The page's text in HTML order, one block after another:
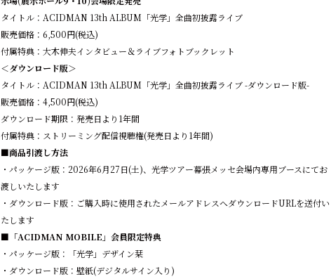
タイトル：ACIDMAN 13th ALBUM「光学」全曲初披露ライブ
販売価格：6,500円(税込)
付属特典：大木伸夫インタビュー＆ライブフォトブックレット
＜ダウンロード版＞
タイトル：ACIDMAN 13th ALBUM「光学」全曲初披露ライブ -ダウンロード版-
販売価格：4,500円(税込)
ダウンロード期限：発売日より1年間
付属特典：ストリーミング配信視聴権(発売日より1年間)
■商品引渡し方法
・パッケージ版：2026年6月27日(土)、光学ツアー幕張メッセ会場内専用ブースにてお
渡しいたします
・ダウンロード版：ご購入時に使用されたメールアドレスへダウンロードURLを送付い
たします
■「ACIDMAN MOBILE」会員限定特典
・パッケージ版：「光学」デザイン栞
・ダウンロード版：壁紙(デジタルサイン入り)